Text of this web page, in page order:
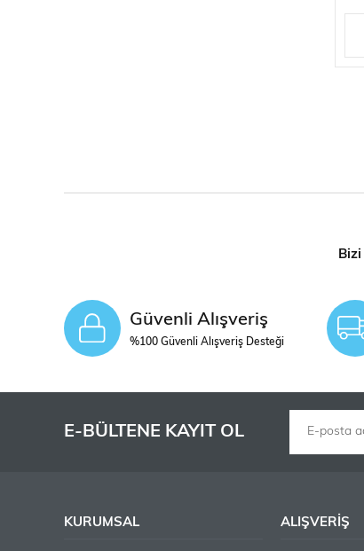
Bizi
Güvenli Alışveriş
%100 Güvenli Alışveriş Desteği
E-BÜLTENE KAYIT OL
KURUMSAL ALIŞVERİŞ